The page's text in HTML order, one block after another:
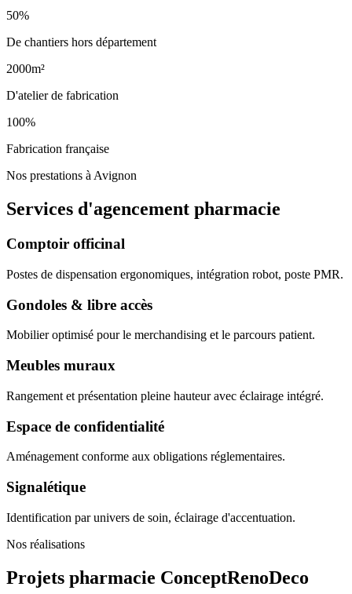
50%
De chantiers hors département
2000m²
D'atelier de fabrication
100%
Fabrication française
Nos prestations à Avignon
Services d'agencement pharmacie
Comptoir officinal
Postes de dispensation ergonomiques, intégration robot, poste PMR.
Gondoles & libre accès
Mobilier optimisé pour le merchandising et le parcours patient.
Meubles muraux
Rangement et présentation pleine hauteur avec éclairage intégré.
Espace de confidentialité
Aménagement conforme aux obligations réglementaires.
Signalétique
Identification par univers de soin, éclairage d'accentuation.
Nos réalisations
Projets pharmacie ConceptRenoDeco